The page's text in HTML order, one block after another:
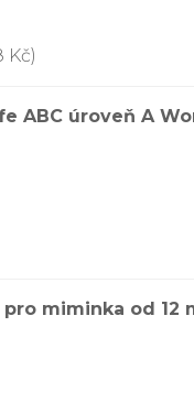
Kč)
ABC úroveň A
miminka od